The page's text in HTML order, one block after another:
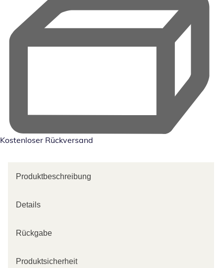
Kostenloser Rückversand
Produktbeschreibung
Details
Rückgabe
Produktsicherheit